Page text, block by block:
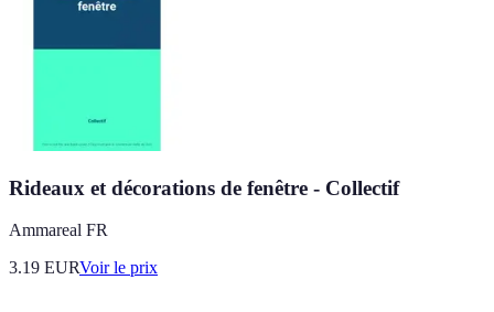
Rideaux et décorations de fenêtre - Collectif
Ammareal FR
3.19 EURVoir le prix